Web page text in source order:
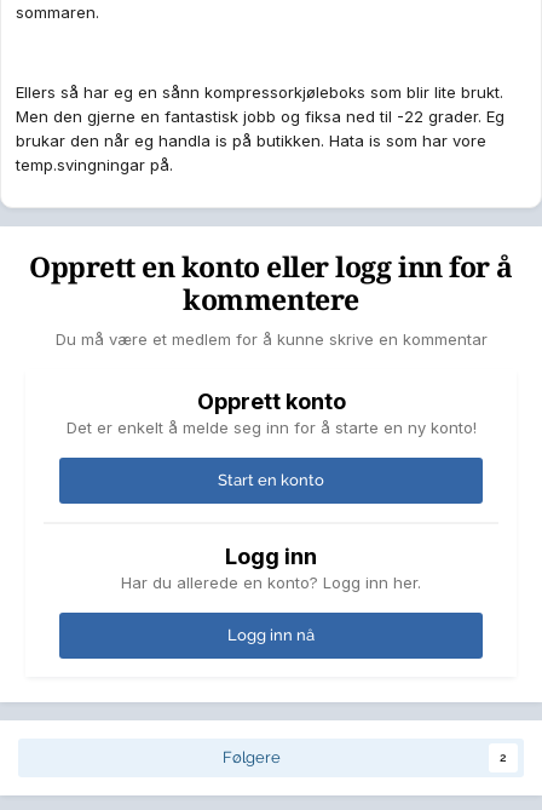
sommaren.
Ellers så har eg en sånn kompressorkjøleboks som blir lite brukt.
Men den gjerne en fantastisk jobb og fiksa ned til -22 grader. Eg
brukar den når eg handla is på butikken. Hata is som har vore
temp.svingningar på.
Opprett en konto eller logg inn for å
kommentere
Du må være et medlem for å kunne skrive en kommentar
Opprett konto
Det er enkelt å melde seg inn for å starte en ny konto!
Start en konto
Logg inn
Har du allerede en konto? Logg inn her.
Logg inn nå
Følgere 2